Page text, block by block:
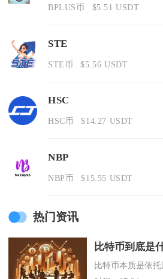
BPLUS币 $5.51 USDT
STE
STE币 $5.56 USDT
HSC
HSC币 $14.27 USDT
NBP
NBP币 $15.55 USDT
热门资讯
比特币到底是